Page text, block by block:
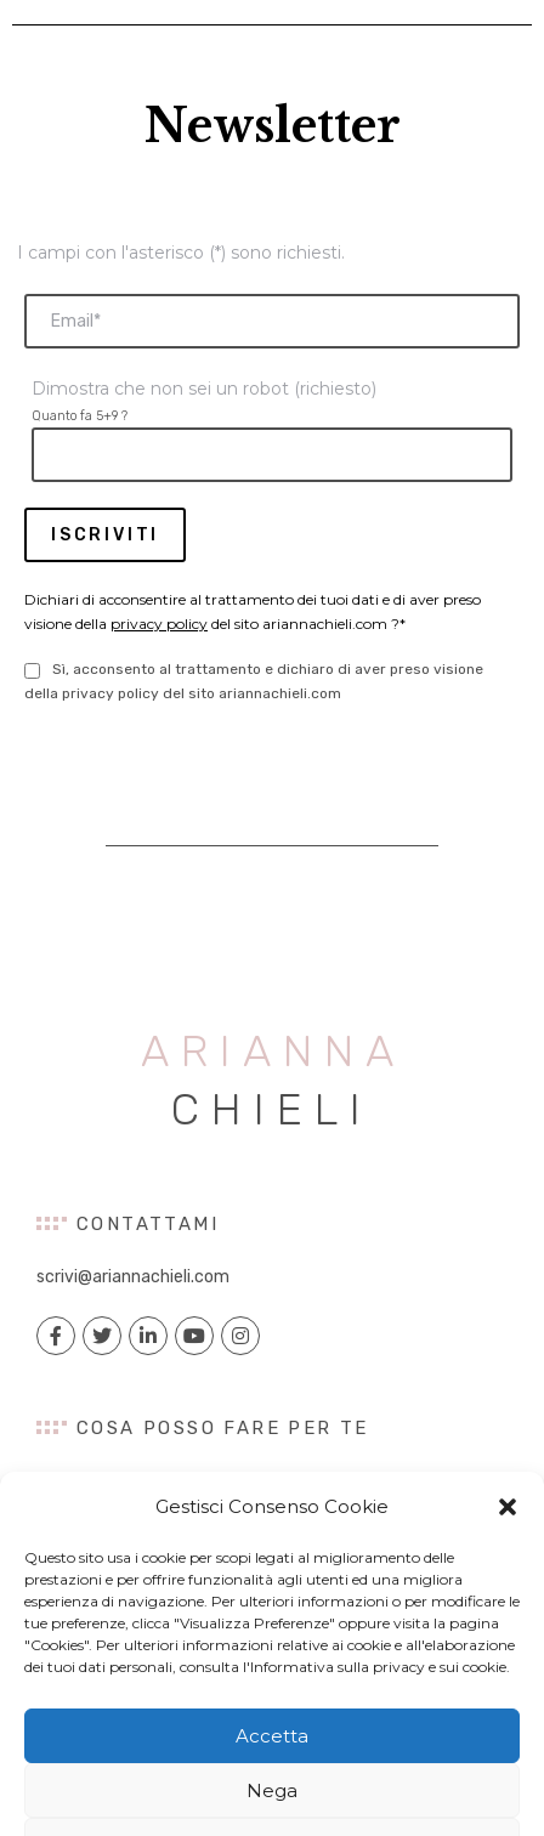
Gestisci Consenso Cookie
Questo sito usa i cookie per scopi legati al miglioramento delle
prestazioni e per offrire funzionalità agli utenti ed una migliora
esperienza di navigazione. Per ulteriori informazioni o per modificare le
tue preferenze, clicca "Visualizza Preferenze" oppure visita la pagina
"Cookies". Per ulteriori informazioni relative ai cookie e all'elaborazione
dei tuoi dati personali, consulta l'Informativa sulla privacy e sui cookie.
Accetta
Nega
Newsletter
I campi con l'asterisco (*) sono richiesti.
Dimostra che non sei un robot (richiesto)
Quanto fa 5+9 ?
Dichiari di acconsentire al trattamento dei tuoi dati e di aver preso
visione della privacy policy del sito ariannachieli.com ?*
Sì, acconsento al trattamento e dichiaro di aver preso visione
della privacy policy del sito ariannachieli.com
ARIANNA
CHIELI
CONTATTAMI
scrivi@ariannachieli.com
COSA POSSO FARE PER TE
Content Creation
Digital PR
Influencer Marketing
Newsletter
© Copyright 2022 Arianna Chieli. All right reserved. P.IVA